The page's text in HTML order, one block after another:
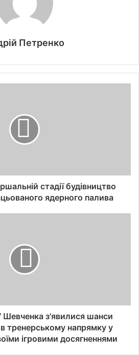
Петренко
стадії будівництво
ядерного палива
Шевченка з'явилися шанси
в тренерському напрямку у
ігровими досягненнями